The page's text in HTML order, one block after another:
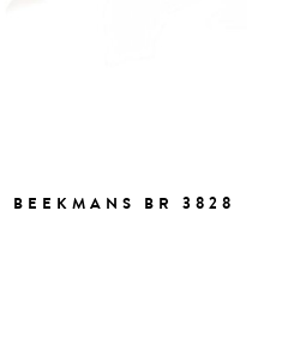
BEEKMANS BR 3828